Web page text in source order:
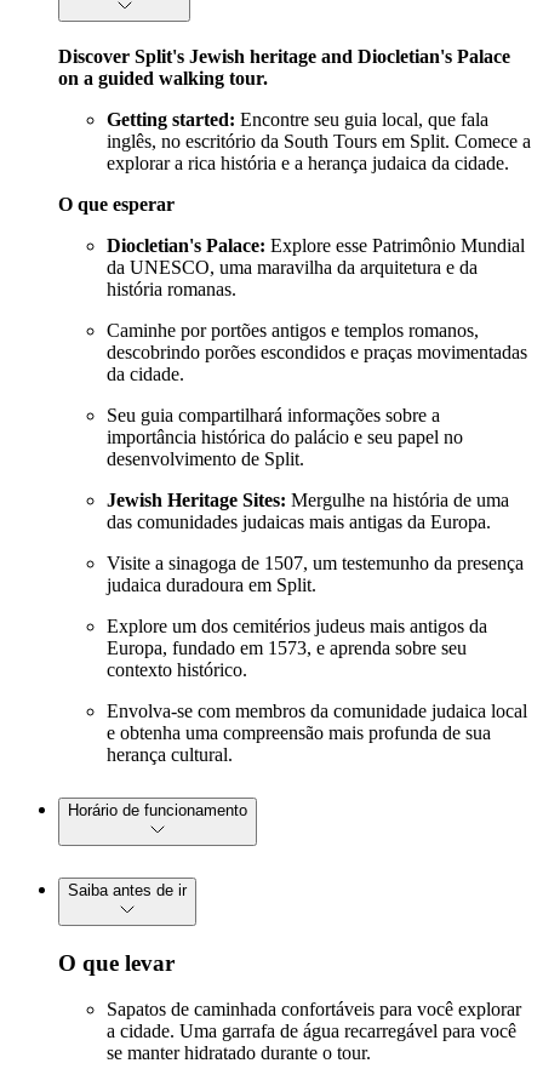
Discover Split's Jewish heritage and Diocletian's Palace
on a guided walking tour.
Getting started: Encontre seu guia local, que fala
inglês, no escritório da South Tours em Split. Comece a
explorar a rica história e a herança judaica da cidade.
O que esperar
Diocletian's Palace: Explore esse Patrimônio Mundial
da UNESCO, uma maravilha da arquitetura e da
história romanas.
Caminhe por portões antigos e templos romanos,
descobrindo porões escondidos e praças movimentadas
da cidade.
Seu guia compartilhará informações sobre a
importância histórica do palácio e seu papel no
desenvolvimento de Split.
Jewish Heritage Sites: Mergulhe na história de uma
das comunidades judaicas mais antigas da Europa.
Visite a sinagoga de 1507, um testemunho da presença
judaica duradoura em Split.
Explore um dos cemitérios judeus mais antigos da
Europa, fundado em 1573, e aprenda sobre seu
contexto histórico.
Envolva-se com membros da comunidade judaica local
e obtenha uma compreensão mais profunda de sua
herança cultural.
Horário de funcionamento
Saiba antes de ir
O que levar
Sapatos de caminhada confortáveis para você explorar
a cidade. Uma garrafa de água recarregável para você
se manter hidratado durante o tour.